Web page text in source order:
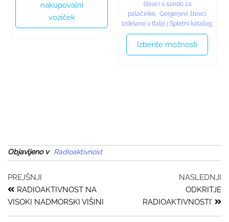
nakupovalni
voziček
števci s sondo za
palačinke, Geigerjevi števci
Izdelano v Italiji | Spletni katalog.
Izberite možnosti
Objavljeno v Radioaktivnost
PREJŠNJI
RADIOAKTIVNOST NA
VISOKI NADMORSKI VIŠINI
NASLEDNJI
ODKRITJE
RADIOAKTIVNOSTI’